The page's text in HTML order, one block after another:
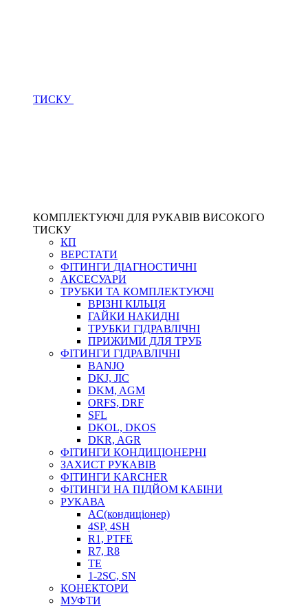
ТИСКУ
КОМПЛЕКТУЮЧІ ДЛЯ РУКАВІВ ВИСОКОГО
ТИСКУ
КП
ВЕРСТАТИ
ФІТИНГИ ДІАГНОСТИЧНІ
АКСЕСУАРИ
ТРУБКИ ТА КОМПЛЕКТУЮЧІ
ВРІЗНІ КІЛЬЦЯ
ГАЙКИ НАКИДНІ
ТРУБКИ ГІДРАВЛІЧНІ
ПРИЖИМИ ДЛЯ ТРУБ
ФІТИНГИ ГІДРАВЛІЧНІ
BANJO
DKJ, JIC
DKM, AGM
ORFS, DRF
SFL
DKOL, DKOS
DKR, AGR
ФІТИНГИ КОНДИЦІОНЕРНІ
ЗАХИСТ РУКАВІВ
ФІТИНГИ KARCHER
ФІТИНГИ НА ПІДЙОМ КАБІНИ
РУКАВА
AC(кондиціонер)
4SP, 4SH
R1, PTFE
R7, R8
TE
1-2SC, SN
КОНЕКТОРИ
МУФТИ